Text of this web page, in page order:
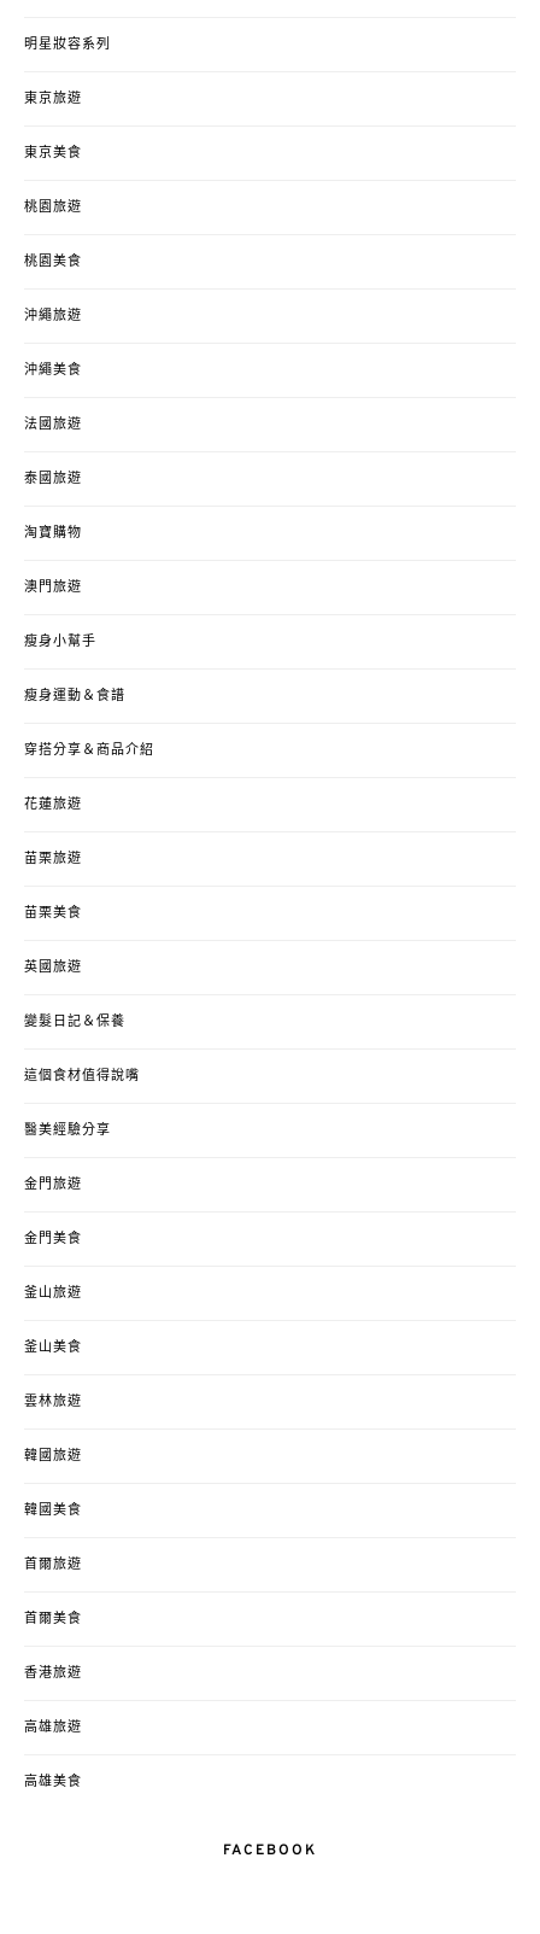
明星妝容系列
東京旅遊
東京美食
桃園旅遊
桃園美食
沖繩旅遊
沖繩美食
法國旅遊
泰國旅遊
淘寶購物
澳門旅遊
瘦身小幫手
瘦身運動＆食譜
穿搭分享＆商品介紹
花蓮旅遊
苗栗旅遊
苗栗美食
英國旅遊
變髮日記＆保養
這個食材值得說嘴
醫美經驗分享
金門旅遊
金門美食
釜山旅遊
釜山美食
雲林旅遊
韓國旅遊
韓國美食
首爾旅遊
首爾美食
香港旅遊
高雄旅遊
高雄美食
FACEBOOK